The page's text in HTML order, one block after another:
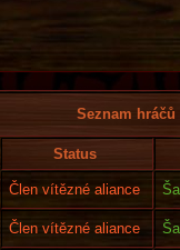
Seznam
Status
Člen vítězné aliance
Člen vítězné aliance